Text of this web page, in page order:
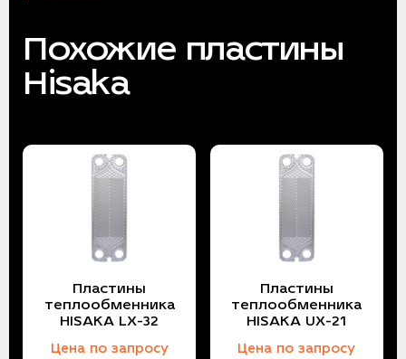
Похожие пластины
Hisaka
Пластины
теплообменника
HISAKA LX-32
Цена по запросу
Пластины
теплообменника
HISAKA UX-21
Цена по запросу